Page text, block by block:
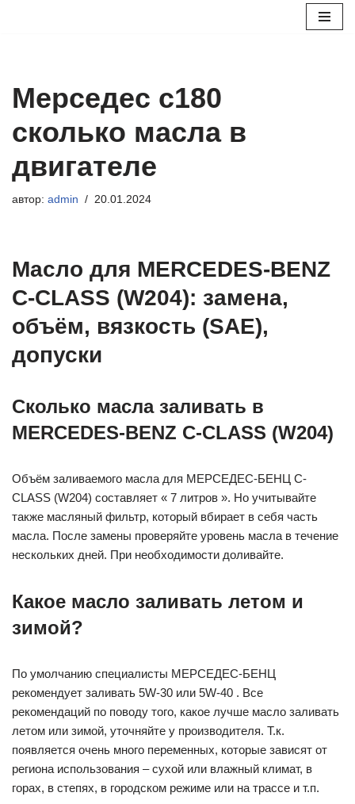
Мерседес с180
сколько масла в
двигателе
автор: admin 20.01.2024
Масло для MERCEDES-BENZ
C-CLASS (W204): замена,
объём, вязкость (SAE),
допуски
Сколько масла заливать в
MERCEDES-BENZ C-CLASS (W204)
Объём заливаемого масла для МЕРСЕДЕС-БЕНЦ C-
CLASS (W204) составляет « 7 литров ». Но учитывайте
также масляный фильтр, который вбирает в себя часть
масла. После замены проверяйте уровень масла в течение
нескольких дней. При необходимости доливайте.
Какое масло заливать летом и
зимой?
По умолчанию специалисты МЕРСЕДЕС-БЕНЦ
рекомендует заливать 5W-30 или 5W-40 . Все
рекомендаций по поводу того, какое лучше масло заливать
летом или зимой, уточняйте у производителя. Т.к.
появляется очень много переменных, которые зависят от
региона использования – сухой или влажный климат, в
горах, в степях, в городском режиме или на трассе и т.п.